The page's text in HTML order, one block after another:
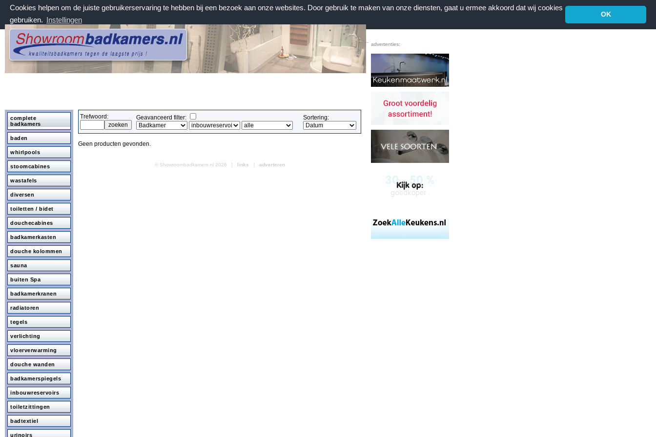
Cookies helpen om de juiste gebruikerservaring te hebben bij een bezoek aan onze websites. Door gebruik te maken van onze diensten, gaat u ermee akkoord dat wij cookies
gebruiken. Instellingen
OK
zaterdag 8 augustus 2026, 01:53 uur
Welkom bij Showroombadkamers.nl
Home | Voorwaarden | Contact Favorieten
advertenties:
complete
badkamers
baden
whirlpools
stoomcabines
wastafels
diversen
toiletten / bidet
douchecabines
badkamerkasten
douche kolommen
sauna
buiten Spa
badkamerkranen
radiatoren
tegels
verlichting
vloerverwarming
douche wanden
badkamerspiegels
inbouwreservoirs
toiletzittingen
badtextiel
urinoirs
Trefwoord: Geavanceerd filter: Sortering:
Geen producten gevonden.
© Showroombadkamers.nl 2026 | links | adverteren